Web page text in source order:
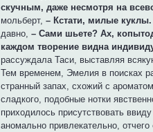
скучным, даже несмотря на
мольберт, – Кстати, милые куклы.
давно,– Сами шьете? Ах,
каждом творение видна
рассуждала Таси, выставляя
Тем временем, Эмелия в поисках
странный запах, схожий с
сладкого, подобные нотки
приходилось присутствовать
аномально привлекательно,